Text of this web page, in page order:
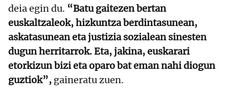
deia egin du. “Batu gaitezen bertan
euskaltzaleok, hizkuntza berdintasunean,
askatasunean eta justizia sozialean sinesten
dugun herritarrok. Eta, jakina, euskarari
etorkizun bizi eta oparo bat eman nahi diogun
guztiok”, gaineratu zuen.